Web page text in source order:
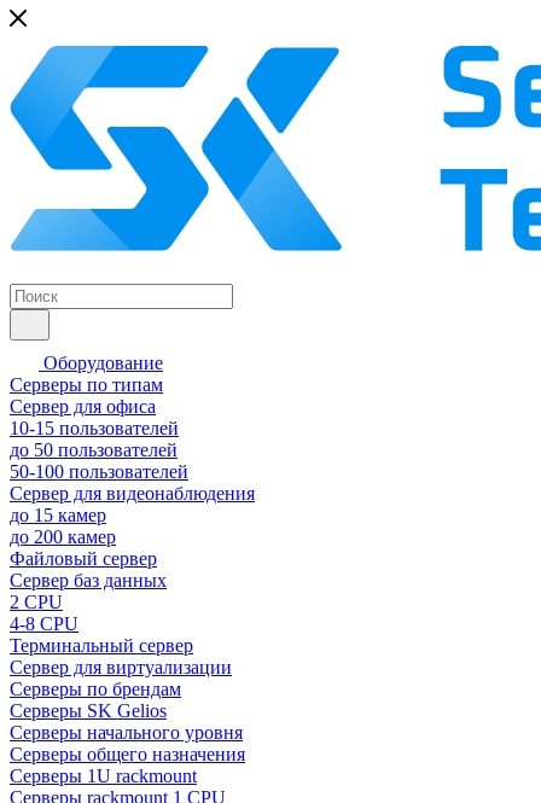
Оборудование
Серверы по типам
Сервер для офиса
10-15 пользователей
до 50 пользователей
50-100 пользователей
Сервер для видеонаблюдения
до 15 камер
до 200 камер
Файловый сервер
Сервер баз данных
2 CPU
4-8 CPU
Терминальный сервер
Сервер для виртуализации
Серверы по брендам
Серверы SK Gelios
Серверы начального уровня
Серверы общего назначения
Серверы 1U rackmount
Серверы rackmount 1 CPU